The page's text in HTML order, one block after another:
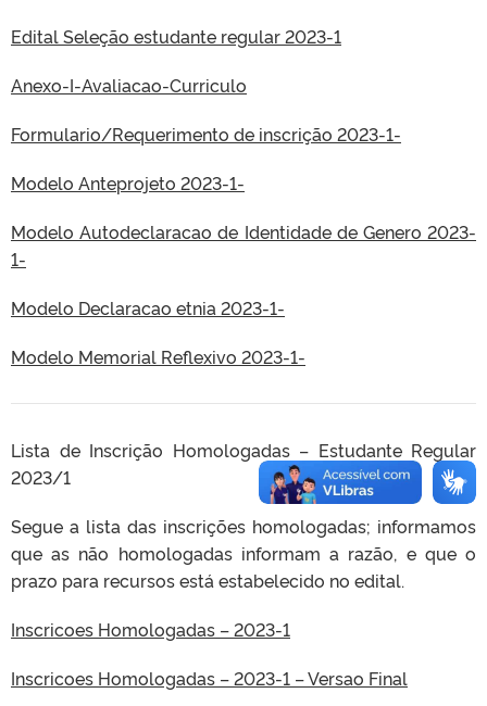
Edital Seleção estudante regular 2023-1
Anexo-I-Avaliacao-Curriculo
Formulario/Requerimento de inscrição 2023-1-
Modelo Anteprojeto 2023-1-
Modelo Autodeclaracao de Identidade de Genero 2023-
1-
Modelo Declaracao etnia 2023-1-
Modelo Memorial Reflexivo 2023-1-
Lista de Inscrição Homologadas – Estudante Regular
2023/1
Segue a lista das inscrições homologadas; informamos
que as não homologadas informam a razão, e que o
prazo para recursos está estabelecido no edital.
Inscricoes Homologadas – 2023-1
Inscricoes Homologadas – 2023-1 – Versao Final